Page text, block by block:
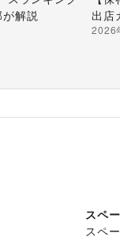
解説
出店
2026
スペ
スペ